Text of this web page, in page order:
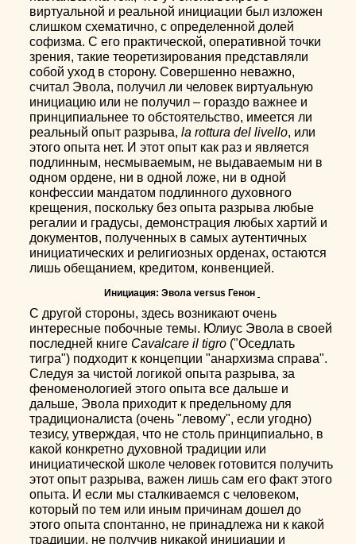
виртуальной и реальной инициации был изложен
слишком схематично, с определенной долей
софизма. С его практической, оперативной точки
зрения, такие теоретизирования представляли
собой уход в сторону. Совершенно неважно,
считал Эвола, получил ли человек виртуальную
инициацию или не получил – гораздо важнее и
принципиальнее то обстоятельство, имеется ли
реальный опыт разрыва,la rottura del livello, или
этого опыта нет. И этот опыт как раз и является
подлинным, несмываемым, не выдаваемым ни в
одном ордене, ни в одной ложе, ни в одной
конфессии мандатом подлинного духовного
крещения, поскольку без опыта разрыва любые
регалии и градусы, демонстрация любых хартий и
документов, полученных в самых аутентичных
инициатических и религиозных орденах, остаются
лишь обещанием, кредитом, конвенцией.
Инициация: Эвола versus Генон
С другой стороны, здесь возникают очень
интересные побочные темы. Юлиус Эвола в своей
последней книге Cavalcare il tigro ("Оседлать
тигра") подходит к концепции "анархизма справа".
Следуя за чистой логикой опыта разрыва, за
феноменологией этого опыта все дальше и
дальше, Эвола приходит к предельному для
традиционалиста (очень "левому", если угодно)
тезису, утверждая, что не столь принципиально, в
какой конкретно духовной традиции или
инициатической школе человек готовится получить
этот опыт разрыва, важен лишь сам его факт этого
опыта. И если мы сталкиваемся с человеком,
который по тем или иным причинам дошел до
этого опыта спонтанно, не принадлежа ни к какой
традиции, не получив никакой инициации и